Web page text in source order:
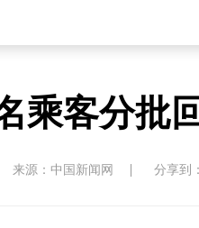
乘客分批
来源：中国新闻网 分享到：